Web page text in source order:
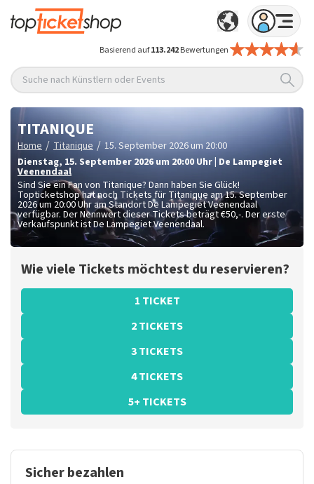
Basierend auf113.242Bewertungen
Suche nach Künstlern oder Events
TITANIQUE
Home / Titanique / 15. September 2026 um 20:00
Dienstag, 15. September 2026 um 20:00 Uhr De Lampegiet
Veenendaal
Sind Sie ein Fan von Titanique? Dann haben Sie Glück!
Topticketshop hat noch Tickets für Titanique am 15. September
2026 um 20:00 Uhr am Standort De Lampegiet Veenendaal
verfügbar. Der Nennwert dieser Tickets beträgt€50,-. Der erste
Verkaufspunkt ist De Lampegiet Veenendaal.
Wie viele Tickets möchtest du reservieren?
1 TICKET
2 TICKETS
3 TICKETS
4 TICKETS
5+ TICKETS
Sicher bezahlen